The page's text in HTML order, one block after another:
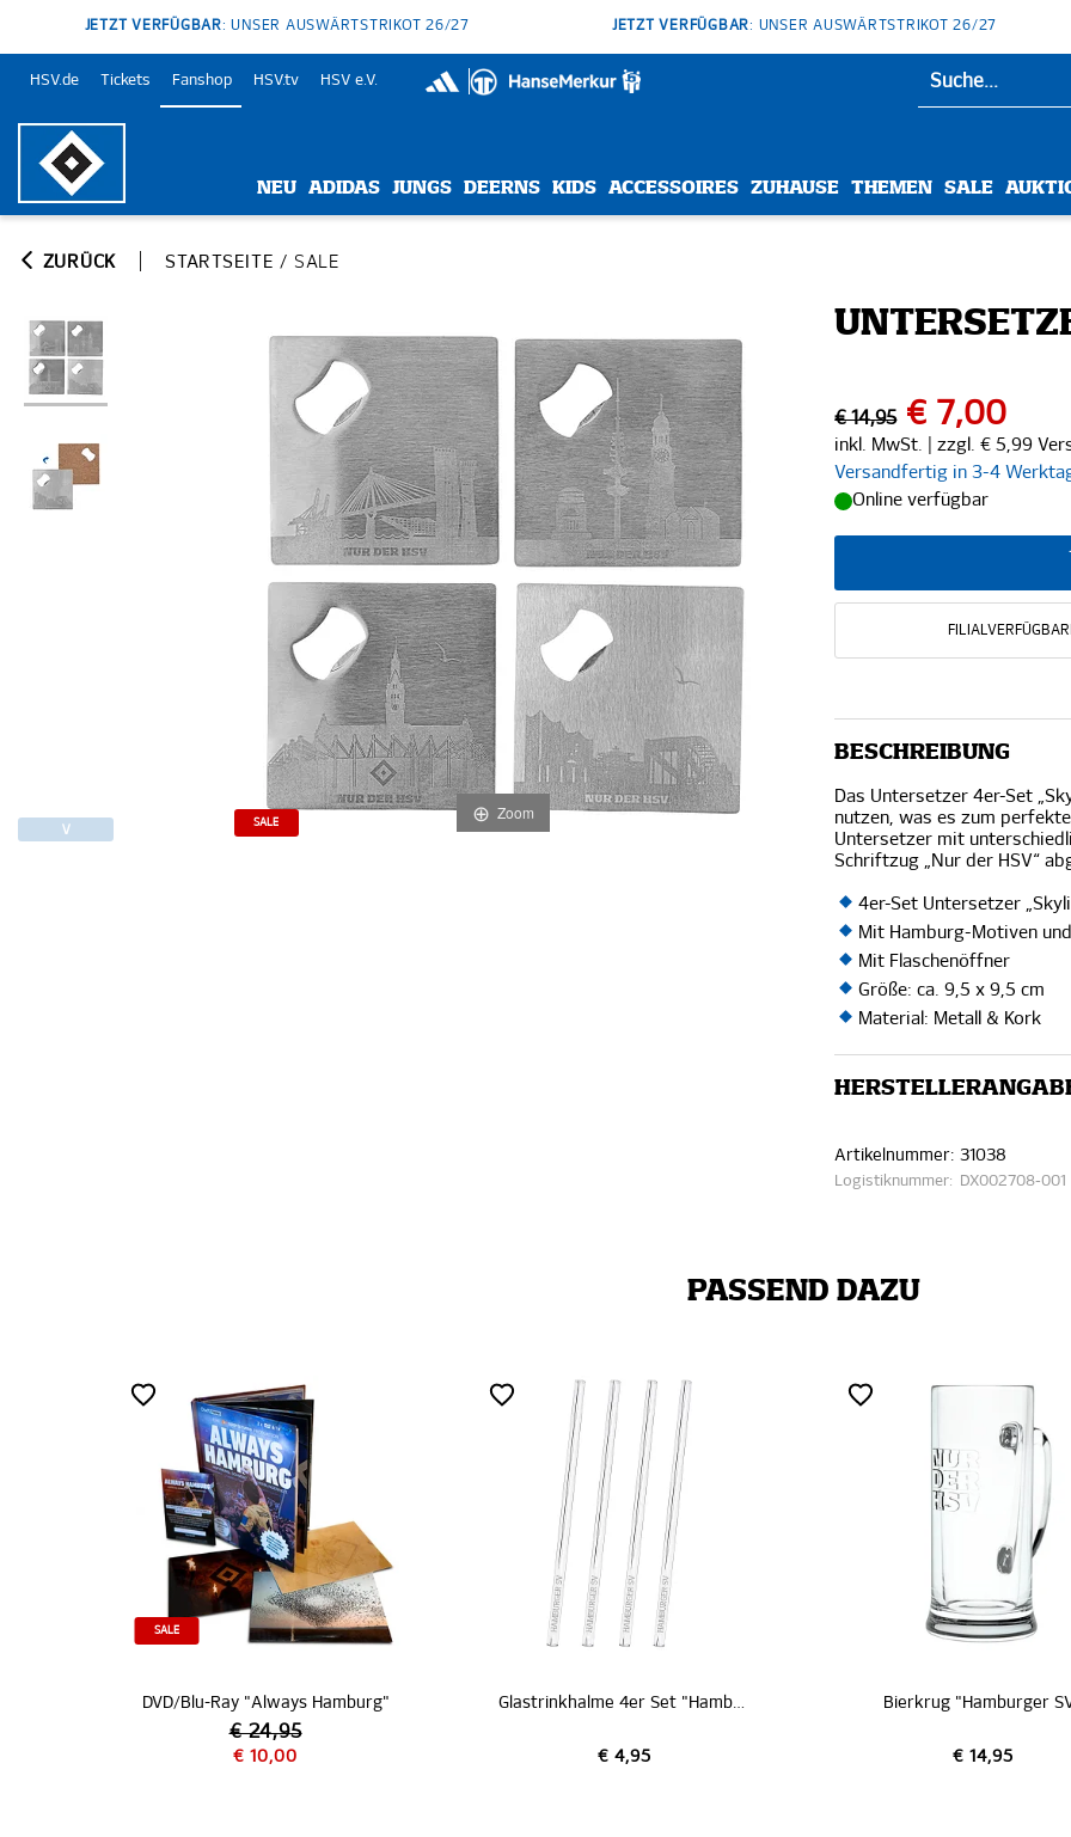
JETZT VERFÜGBAR: UNSER AUSWÄRTSTRIKOT 26/27 JETZT VERFÜGBAR: UNSER AUSWÄRTSTRIKOT 26/27
HSV.de Tickets Fanshop HSV.tv HSV e.V.
NEU ADIDAS JUNGS DEERNS KIDS ACCESSOIRES ZUHAUSE THEMEN SALE
ZURÜCK STARTSEITE / SALE
∨
Zoom
SALE
€ 14,95 € 7,00
inkl. MwSt. | zzgl. € 5,99
Versandfertig in 3-4
Online verfügbar
BESCHREIBUNG
Das Untersetzer 4er-Set
nutzen, was es zum
Untersetzer mit
Schriftzug „Nur der HSV“
4er-Set Untersetzer
Mit Hamburg-Motiven
Mit Flaschenöffner
Größe: ca. 9,5 x 9,5 cm
Material: Metall & Kork
Artikelnummer: 31038
Logistiknummer: DX002708-001
PASSEND DAZU
SALE
DVD/Blu-Ray "Always Hamburg"
€ 24,95
€ 10,00
Glastrinkhalme 4er Set "Hamburger SV"
€ 4,95
Bierkrug "Hamburger
€ 14,95